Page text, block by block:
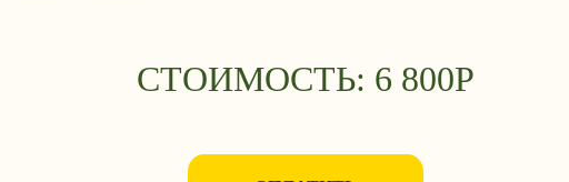
СТОИМОСТЬ: 6 800Р